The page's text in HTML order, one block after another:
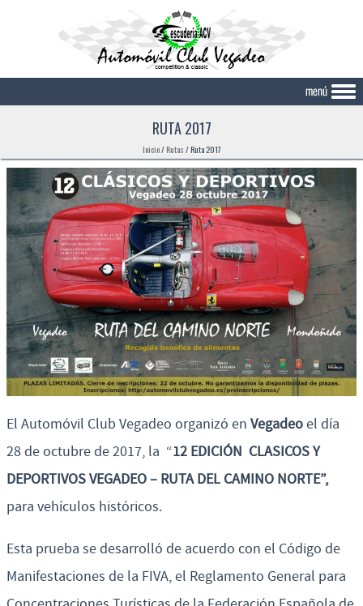
RUTA 2017
Inicio/ Rutas /Ruta 2017
El Automóvil Club Vegadeo organizó en Vegadeoel día
28 de octubre de 2017, la “12 EDICIÓN CLASICOS Y
DEPORTIVOS VEGADEO – RUTA DEL CAMINO NORTE”,
para vehículos históricos.
Esta prueba se desarrolló de acuerdo con el Código de
Manifestaciones de la FIVA, el Reglamento General para